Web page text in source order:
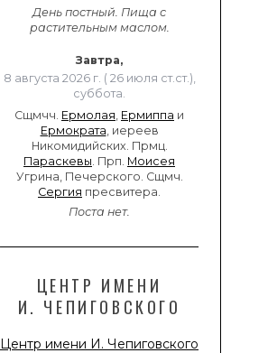
День постный. Пища с
растительным маслом.
Завтра,
8 августа 2026 г. ( 26 июля ст.ст.),
суббота.
Сщмчч. Ермолая Ермиппа и
Ермократа , иереев
Никомидийских. Прмц.
Параскевы . Прп. Моисея
Угрина, Печерского. Сщмч.
Сергия пресвитера.
Поста нет.
ЦЕНТР ИМЕНИ
И. ЧЕПИГОВСКОГО
Центр имени И. Чепиговского